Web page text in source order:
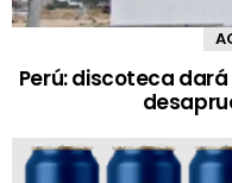
Perú: discoteca